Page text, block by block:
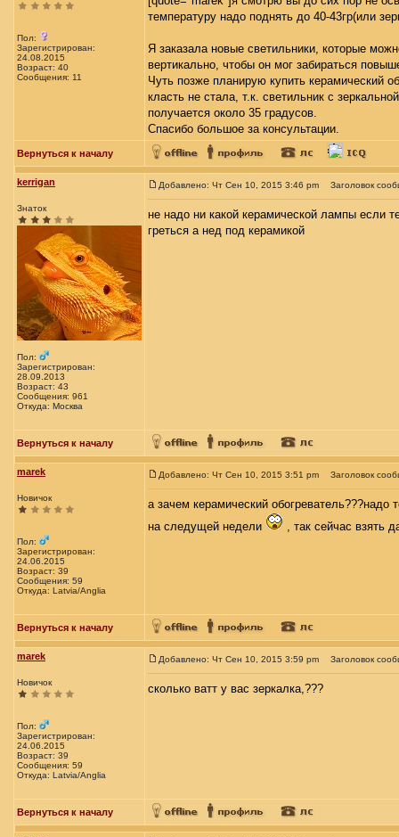
Пол:
Зарегистрирован:
24.08.2015
Возраст: 40
Сообщения: 11
температуру надо поднять до 40-43гр(или
Я заказала новые светильники, которые
вертикально, чтобы он мог забираться
Чуть позже планирую купить керамический
класть не стала, т.к. светильник с
получается около 35 градусов.
Спасибо большое за консультации.
Вернуться к началу
kerrigan
Знаток
Пол:
Зарегистрирован:
28.09.2013
Возраст: 43
Сообщения: 961
Откуда: Москва
Добавлено: Чт Сен 10, 2015 3:46 pm Заголовок
не надо ни какой керамической лампы если
греться а нед под керамикой
Вернуться к началу
marek
Новичок
Пол:
Зарегистрирован:
24.06.2015
Возраст: 39
Сообщения: 59
Откуда: Latvia/Anglia
Добавлено: Чт Сен 10, 2015 3:51 pm Заголовок
а зачем керамический обогреватель???надо
на следущей недели
, так сейчас взять
Вернуться к началу
marek
Новичок
Пол:
Зарегистрирован:
24.06.2015
Возраст: 39
Сообщения: 59
Откуда: Latvia/Anglia
Добавлено: Чт Сен 10, 2015 3:59 pm Заголовок
сколько ватт у вас зеркалка,???
Вернуться к началу